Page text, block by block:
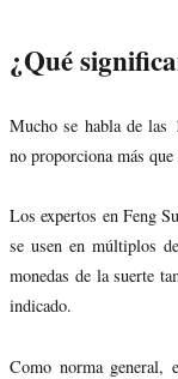
¿Qué
Mucho se habla de las
no proporciona más
Los expertos en Feng
se usen en múltiplos
monedas de la suerte
indicado.
Como norma general,